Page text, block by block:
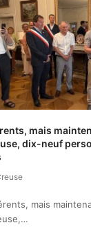
mais
dix-neuf
mais